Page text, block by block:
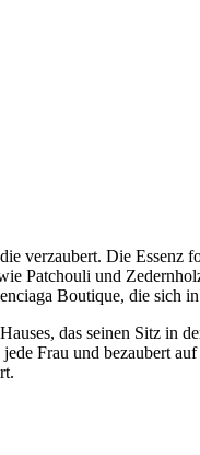
verzaubert. Die Essenz
Patchouli und
Boutique, die sich
das seinen Sitz in
Frau und bezaubert